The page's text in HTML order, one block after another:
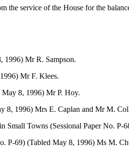
the service of the House for the
1996) Mr R. Sampson.
Mr F. Klees.
May 8, 1996) Mr P. Hoy.
8, 1996) Mrs E. Caplan and Mr M.
Towns (Sessional Paper No.
P-69) (Tabled May 8, 1996) Ms M.